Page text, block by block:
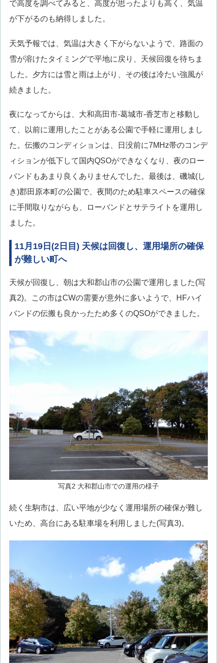
で高度を調べてみると、高度が思ったよりも高く、気温
が下がるのも納得しました。
天気予報では、気温は大きく下がらないようで、路面の
雪が溶けたタイミングで平地に戻り、天候回復を待ちま
した。夕方には雪と雨は上がり、その後は冷たい強風が
続きました。
夜になってからは、大和高田市-葛城市-香芝市と移動し
て、以前に運用したことがある公園で手軽に運用しまし
た。伝搬のコンディションは、日没前に7MHz帯のコンデ
ィションが低下して国内QSOができなくなり、夜のロー
バンドもあまり良くありませんでした。最後は、磯城(し
き)郡田原本町の公園で、夜間のため駐車スペースの確保
に手間取りながらも、ローバンドとサテライトを運用し
ました。
11月19日(2日目) 天候は回復し、運用場所の確保
が難しい町へ
天候が回復し、朝は大和郡山市の公園で運用しました(写
真2)。この市はCWの需要が意外に多いようで、HFハイ
バンドの伝搬も良かったため多くのQSOができました。
写真2 大和郡山市での運用の様子
続く生駒市は、広い平地が少なく運用場所の確保が難し
いため、高台にある駐車場を利用しました(写真3)。